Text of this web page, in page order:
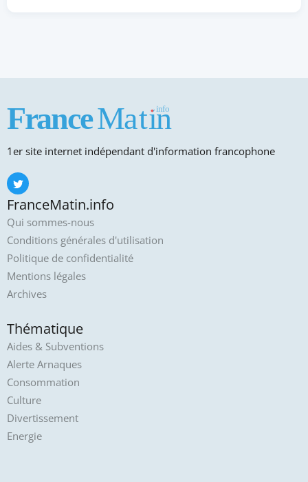
1er site internet indépendant d'information francophone
FranceMatin.info
Qui sommes-nous
Conditions générales d'utilisation
Politique de confidentialité
Mentions légales
Archives
Thématique
Aides & Subventions
Alerte Arnaques
Consommation
Culture
Divertissement
Energie